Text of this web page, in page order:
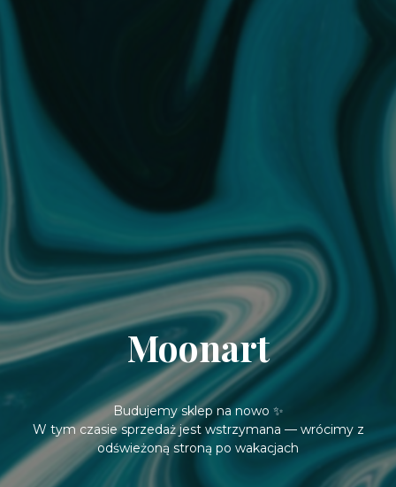
Moonart
Budujemy sklep na nowo ✨
W tym czasie sprzedaż jest wstrzymana — wrócimy z
odświeżoną stroną po wakacjach